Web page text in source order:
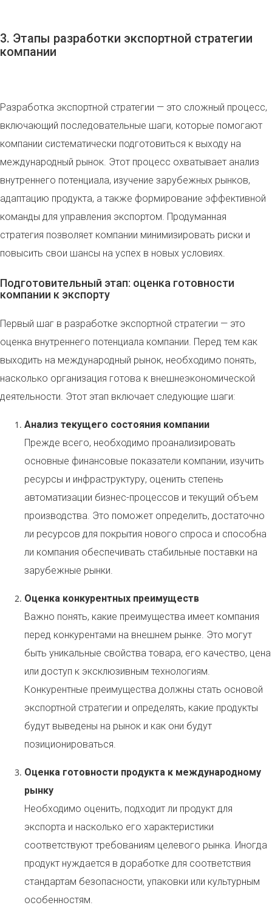
3. Этапы разработки экспортной стратегии
компании
Разработка экспортной стратегии — это сложный процесс,
включающий последовательные шаги, которые помогают
компании систематически подготовиться к выходу на
международный рынок. Этот процесс охватывает анализ
внутреннего потенциала, изучение зарубежных рынков,
адаптацию продукта, а также формирование эффективной
команды для управления экспортом. Продуманная
стратегия позволяет компании минимизировать риски и
повысить свои шансы на успех в новых условиях.
Подготовительный этап: оценка готовности
компании к экспорту
Первый шаг в разработке экспортной стратегии — это
оценка внутреннего потенциала компании. Перед тем как
выходить на международный рынок, необходимо понять,
насколько организация готова к внешнеэкономической
деятельности. Этот этап включает следующие шаги:
Анализ текущего состояния компании
Прежде всего, необходимо проанализировать
основные финансовые показатели компании, изучить
ресурсы и инфраструктуру, оценить степень
автоматизации бизнес-процессов и текущий объем
производства. Это поможет определить, достаточно
ли ресурсов для покрытия нового спроса и способна
ли компания обеспечивать стабильные поставки на
зарубежные рынки.
Оценка конкурентных преимуществ
Важно понять, какие преимущества имеет компания
перед конкурентами на внешнем рынке. Это могут
быть уникальные свойства товара, его качество, цена
или доступ к эксклюзивным технологиям.
Конкурентные преимущества должны стать основой
экспортной стратегии и определять, какие продукты
будут выведены на рынок и как они будут
позиционироваться.
Оценка готовности продукта к международному
рынку
Необходимо оценить, подходит ли продукт для
экспорта и насколько его характеристики
соответствуют требованиям целевого рынка. Иногда
продукт нуждается в доработке для соответствия
стандартам безопасности, упаковки или культурным
особенностям.